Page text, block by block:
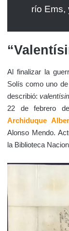
río Ems,
Al finalizar la
Solís como uno
describió:
22 de febrero
Archiduque
Alonso Mendo.
la Biblioteca